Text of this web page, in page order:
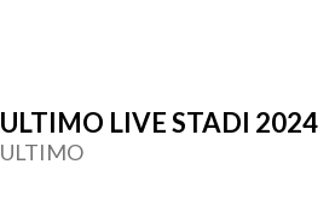
ULTIMO LIVE STADI 2024
ULTIMO